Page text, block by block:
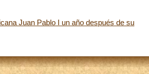
Juan Pablo I un año después de su